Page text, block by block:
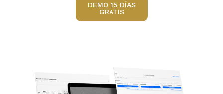
DEMO 15 DÍAS
GRATIS